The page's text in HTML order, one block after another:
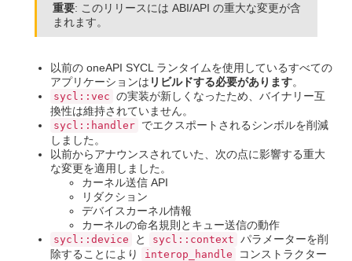
重要: このリリースには ABI/API の重大な変更が含
まれます。
以前の oneAPI SYCL ランタイムを使用しているすべての
アプリケーションは リビルドする必要があります。
sycl::vec の実装が新しくなったため、バイナリー互
換性は維持されていません。
sycl::handler でエクスポートされるシンボルを削減
しました。
以前からアナウンスされていた、次の点に影響する重大
な変更を適用しました。
カーネル送信 API
リダクション
デバイスカーネル情報
カーネルの命名規則とキュー送信の動作
sycl::device と sycl::context パラメーターを削
除することにより
interop_handle
コンストラクター